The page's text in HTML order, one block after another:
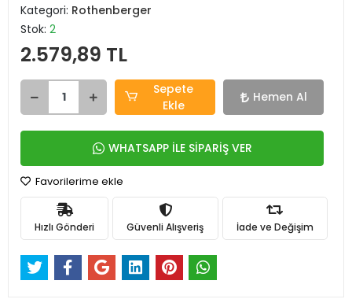
Kategori: Rothenberger
Stok: 2
2.579,89 TL
Sepete
Ekle
Hemen Al
WHATSAPP İLE SİPARİŞ VER
Favorilerime ekle
Hızlı Gönderi Güvenli Alışveriş İade ve Değişim